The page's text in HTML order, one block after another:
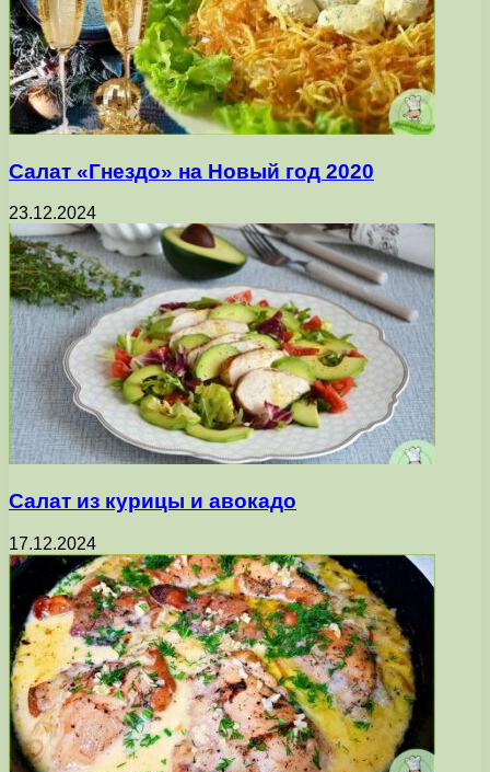
Салат «Гнездо» на Новый год 2020
23.12.2024
Салат из курицы и авокадо
17.12.2024